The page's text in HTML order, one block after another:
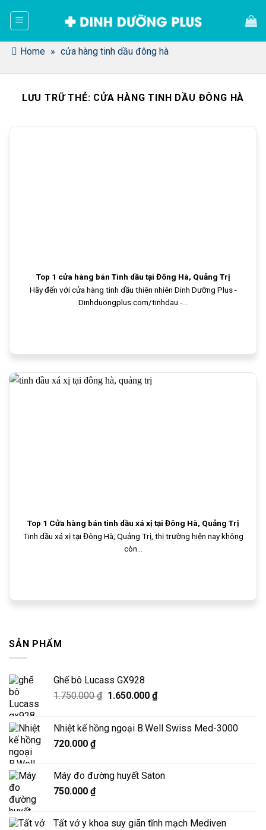
dung Home » cửa hàng tinh dầu đông hà
LƯU TRỮ THẺ: CỬA HÀNG TINH DẦU ĐÔNG HÀ
Top 1 cửa hàng bán Tinh dầu tại Đông Hà, Quảng Trị
Hãy đến với cửa hàng tinh dầu thiên nhiên Dinh Dưỡng Plus -
Dinhduongplus.com/tinhdau -...
Top 1 Cửa hàng bán tinh dầu xá xị tại Đông Hà, Quảng Trị
Tinh dầu xá xị tại Đông Hà, Quảng Trị, thị trường hiện nay không
còn...
SẢN PHẨM
Ghế bô Lucass GX928
1.750.000₫ Giá
1.750.000 ₫.
1.650.000 ₫Giá
là:
Nhiệt kế hồng ngoại B.Well Swiss Med-3000
720.000 ₫
Máy đo đường huyết Saton
750.000 ₫
Tất vớ y khoa suy giãn tĩnh mạch Mediven